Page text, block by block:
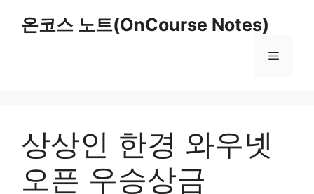
온코스 노트(OnCourse Notes)
Menu
상상인 한경 와우넷
오픈 우승상금